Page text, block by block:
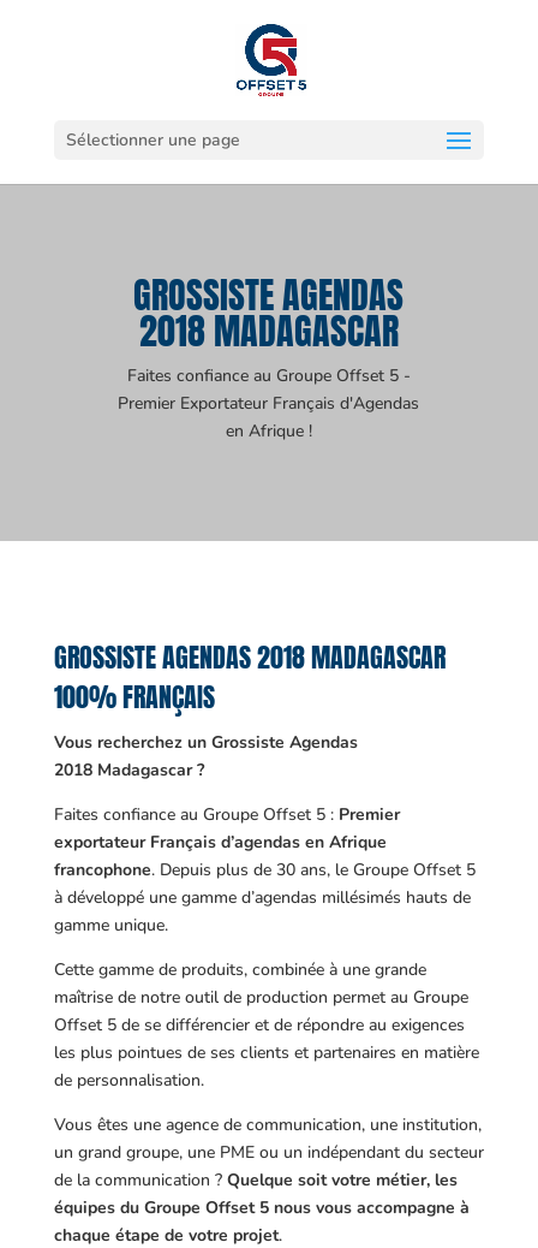
Sélectionner une page
GROSSISTE AGENDAS
2018 MADAGASCAR
Faites confiance au Groupe Offset 5 -
Premier Exportateur Français d'Agendas
en Afrique !
GROSSISTE AGENDAS 2018 MADAGASCAR
100% FRANÇAIS
Vous recherchez un Grossiste Agendas
2018 Madagascar ?
Faites confiance au Groupe Offset 5 : Premier
exportateur Français d’agendas en Afrique
francophone. Depuis plus de 30 ans, le Groupe Offset 5
à développé une gamme d’agendas millésimés hauts de
gamme unique.
Cette gamme de produits, combinée à une grande
maîtrise de notre outil de production permet au Groupe
Offset 5 de se différencier et de répondre au exigences
les plus pointues de ses clients et partenaires en matière
de personnalisation.
Vous êtes une agence de communication, une institution,
un grand groupe, une PME ou un indépendant du secteur
de la communication ? Quelque soit votre métier, les
équipes du Groupe Offset 5 nous vous accompagne à
chaque étape de votre projet.